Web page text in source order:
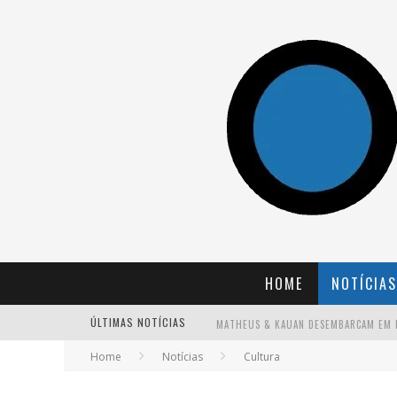
HOME NOTÍCIAS
ÚLTIMAS NOTÍCIAS
Home Notícias Cultura